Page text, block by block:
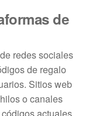
de
redes sociales
de regalo
Sitios web
o canales